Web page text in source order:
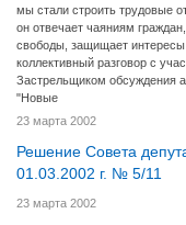
мы стали строить трудовые
он отвечает чаяниям
свободы, защищает
коллективный разговор с
Застрельщиком обсуждения
"Новые
23 марта 2002
Решение Совета
01.03.2002 г. № 5/11
23 марта 2002